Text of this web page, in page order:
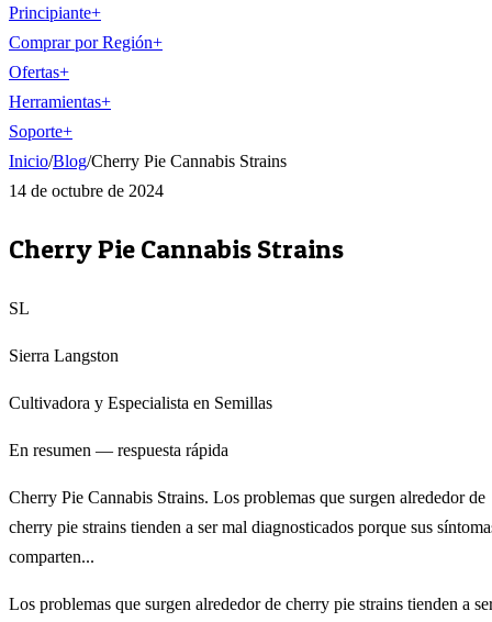
Principiante+
Comprar por Región+
Ofertas+
Herramientas+
Soporte+
Inicio/Blog/Cherry Pie Cannabis Strains
14 de octubre de 2024
Cherry Pie Cannabis Strains
SL
Sierra Langston
Cultivadora y Especialista en Semillas
En resumen — respuesta rápida
Cherry Pie Cannabis Strains. Los problemas que surgen alrededor de
cherry pie strains tienden a ser mal diagnosticados porque sus
comparten...
Los problemas que surgen alrededor de cherry pie strains tienden a